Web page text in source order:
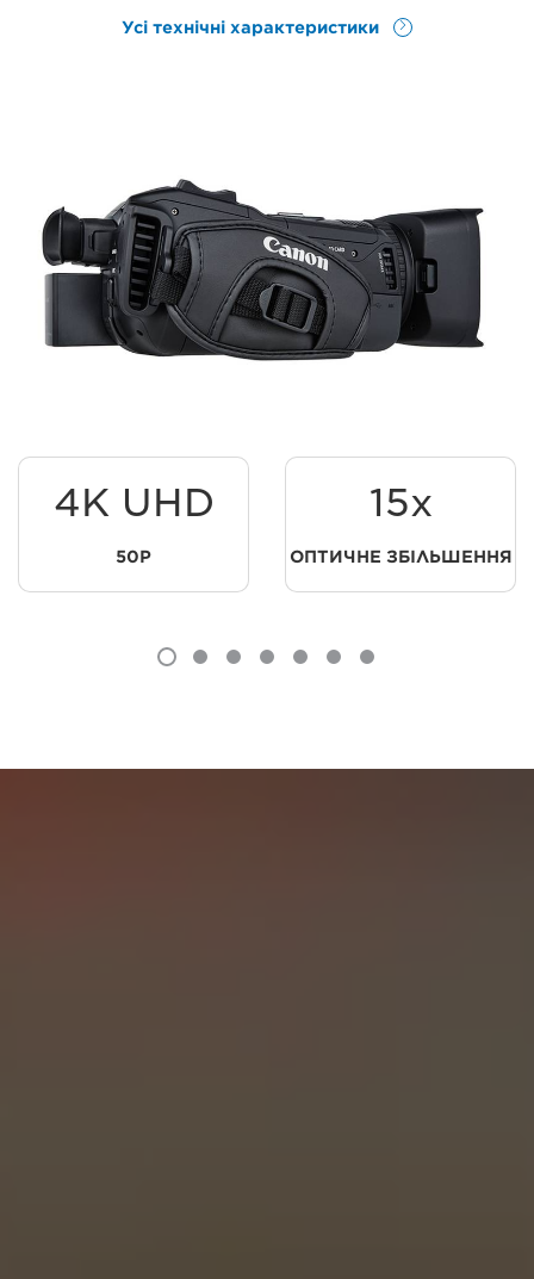
Усі технічні характеристики
4K UHD
50P
15x
ОПТИЧНЕ ЗБІЛЬШЕННЯ